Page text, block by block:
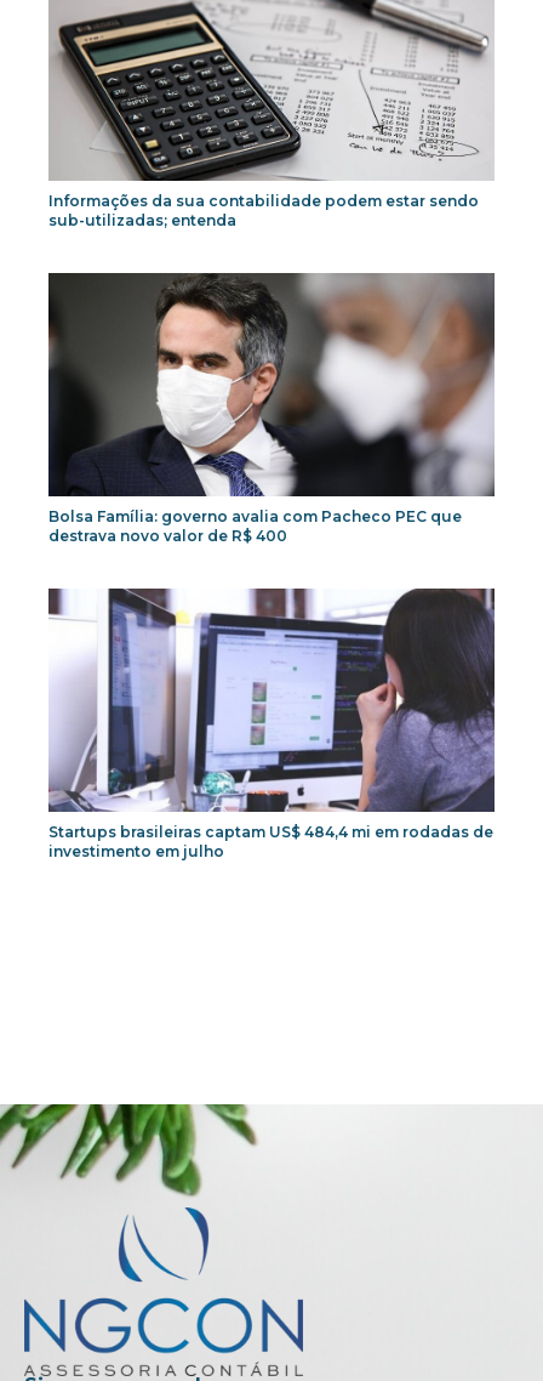
Informações da sua contabilidade podem estar sendo
sub-utilizadas; entenda
Bolsa Família: governo avalia com Pacheco PEC que
destrava novo valor de R$ 400
Startups brasileiras captam US$ 484,4 mi em rodadas de
investimento em julho